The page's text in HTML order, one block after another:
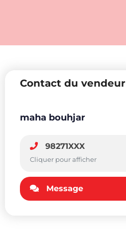
Contact du vendeur
maha bouhjar
98271XXX
Cliquer pour afficher
Message